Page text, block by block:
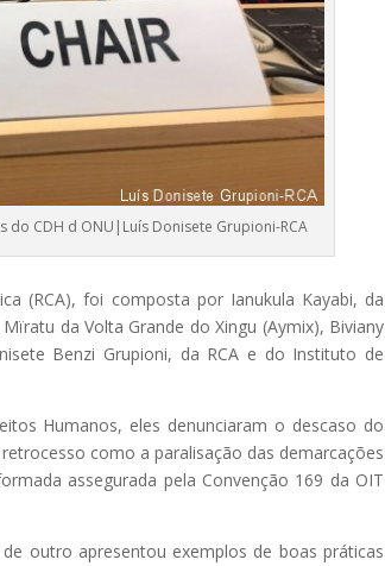
CDH d ONU|Luís Donisete Grupioni-RCA
(RCA), foi composta por Ianukula Kayabi, da
da Volta Grande do Xingu (Aymix), Biviany
Benzi Grupioni, da RCA e do Instituto de
Humanos, eles denunciaram o descaso do
como a paralisação das demarcações
assegurada pela Convenção 169 da OIT
outro apresentou exemplos de boas práticas